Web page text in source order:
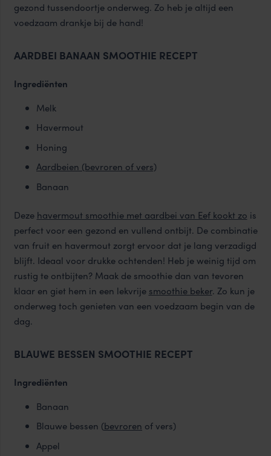
gezond tussendoortje onderweg. Zo heb je altijd een
voedzaam drankje bij de hand!
AARDBEI BANAAN SMOOTHIE RECEPT
Ingrediënten
Melk
Havermout
Honing
Aardbeien (bevroren of vers)
Banaan
Deze havermout smoothie met aardbei van Eef kookt zo is
perfect voor een gezond en vullend ontbijt. De combinatie
van fruit en havermout zorgt ervoor dat je lang verzadigd
blijft. Ideaal voor drukke ochtenden! Heb je weinig tijd om
rustig te ontbijten? Maak de smoothie dan van tevoren
klaar en giet hem in een lekvrije smoothie beker. Zo kun je
onderweg toch genieten van een voedzaam begin van de
dag.
BLAUWE BESSEN SMOOTHIE RECEPT
Ingrediënten
Banaan
Blauwe bessen (bevroren of vers)
Appel